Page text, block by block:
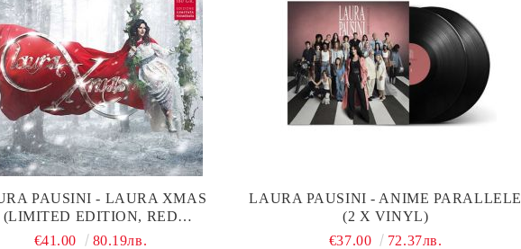
PAUSINI - LAURA XMAS
(LIMITED EDITION, RED
COLOURED) (VINYL)
€41.00 80.19лв.
LAURA PAUSINI - ANIME PARALLELE
(2 X VINYL)
€37.00
72.37лв.